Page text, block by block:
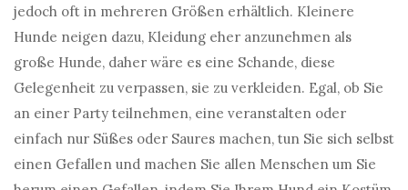
jedoch oft in mehreren Größen erhältlich. Kleinere
Hunde neigen dazu, Kleidung eher anzunehmen als
große Hunde, daher wäre es eine Schande, diese
Gelegenheit zu verpassen, sie zu verkleiden. Egal, ob Sie
an einer Party teilnehmen, eine veranstalten oder
einfach nur Süßes oder Saures machen, tun Sie sich selbst
einen Gefallen und machen Sie allen Menschen um Sie